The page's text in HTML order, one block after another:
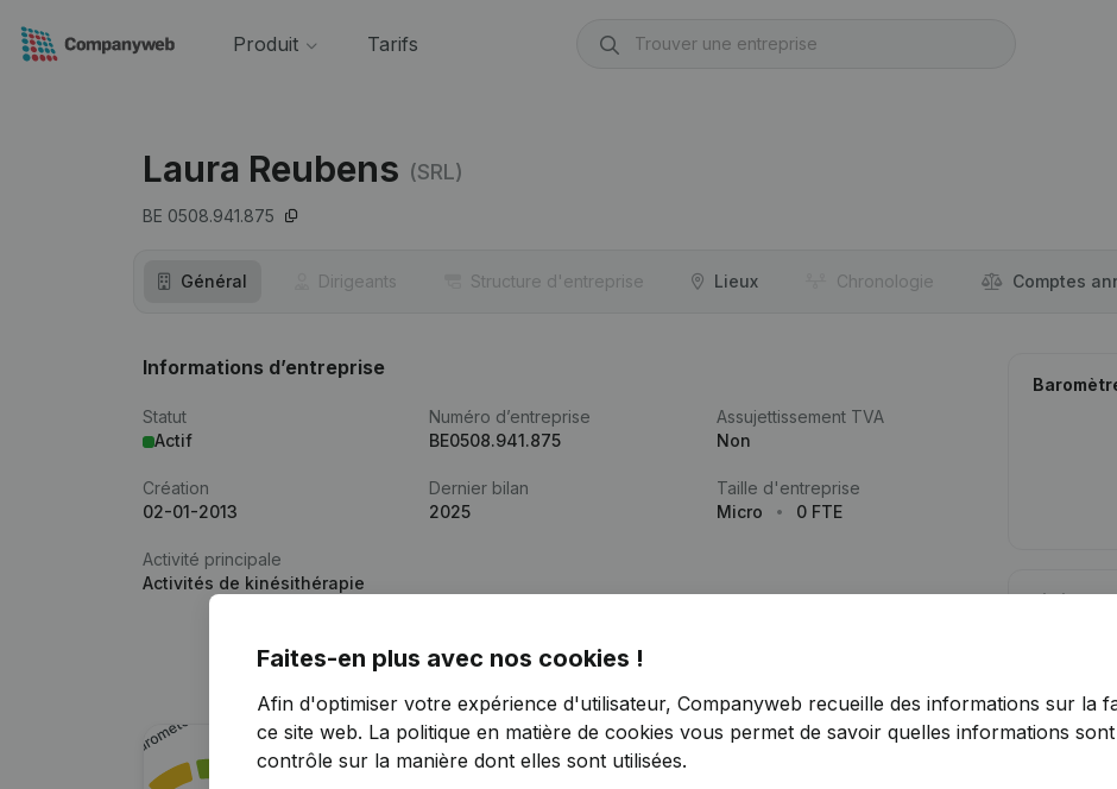
Produit Tarifs
Laura Reubens (SRL)
BE 0508.941.875
Général Dirigeants Structure d'entreprise Lieux Chronologie Comptes
Informations d’entreprise
Statut
Actif
Numéro d’entreprise
BE0508.941.875
Assujettissement TVA
Non
Création
02-01-2013
Dernier bilan
2025
Taille d'entreprise
Micro
0 FTE
Activité principale
Activités de kinésithérapie
Limite de
Vous recherchez plus d’informations sur
Faites-en plus avec nos cookies !
Afin d'optimiser votre expérience d'utilisateur, Companyweb recueille des informations sur la
ce site web. La politique en matière de cookies vous permet de savoir quelles informations
contrôle sur la manière dont elles sont utilisées.